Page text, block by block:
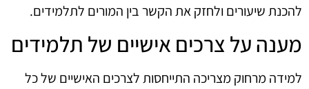
להכנת שיעורים ולחזק את הקשר בין המורים לתלמידים.
מענה על צרכים אישיים של תלמידים
למידה מרחוק מצריכה התייחסות לצרכים האישיים של כל